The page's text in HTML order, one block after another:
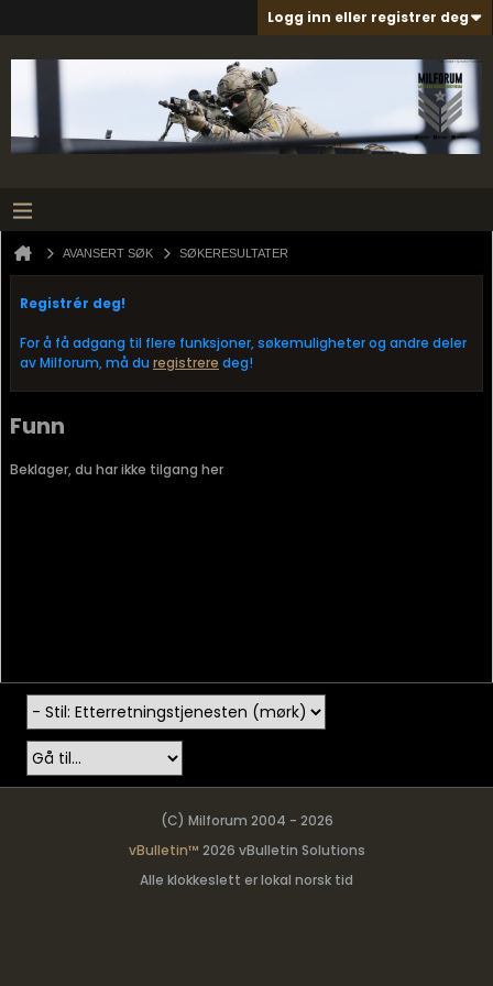
Logg inn eller registrer deg
AVANSERT SØK SØKERESULTATER
Registrér deg!
For å få adgang til flere funksjoner, søkemuligheter og andre deler
av Milforum, må du registrere deg!
Funn
Beklager, du har ikke tilgang her
(C) Milforum 2004 - 2026
vBulletin™ 2026 vBulletin Solutions
Alle klokkeslett er lokal norsk tid